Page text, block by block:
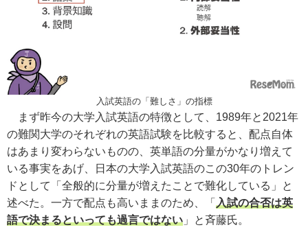
入試英語の「難しさ」の指標
まず昨今の大学入試英語の特徴として、1989年と2021年
の難関大学のそれぞれの英語試験を比較すると、配点自体
はあまり変わらないものの、英単語の分量がかなり増えて
いる事実をあげ、日本の大学入試英語のこの30年のトレン
ドとして「全般的に分量が増えたことで難化している」と
述べた。一方で配点も高いままのため、「 入試の合否は英
語で決まるといっても過言ではない 」と斉藤氏。